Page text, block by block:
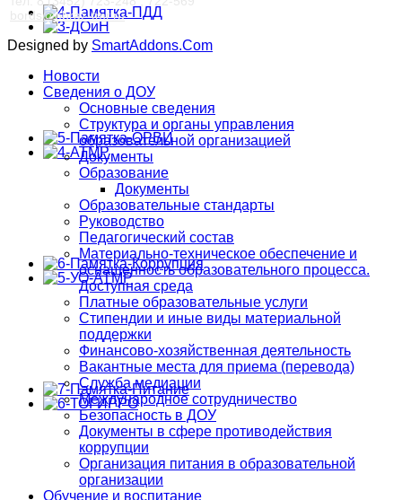
bords@obraz-tmr.ru
Designed by SmartAddons.Com
Новости
Сведения о ДОУ
Основные сведения
Структура и органы управления
образовательной организацией
Документы
Образование
Документы
Образовательные стандарты
Руководство
Педагогический состав
Материально-техническое обеспечение и
оснащенность образовательного процесса.
Доступная среда
Платные образовательные услуги
Стипендии и иные виды материальной
поддержки
Финансово-хозяйственная деятельность
Вакантные места для приема (перевода)
Служба медиации
Международное сотрудничество
Безопасность в ДОУ
Документы в сфере противодействия
коррупции
Организация питания в образовательной
организации
Обучение и воспитание